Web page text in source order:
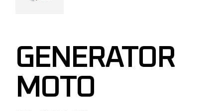
GENERATOR
MOTO